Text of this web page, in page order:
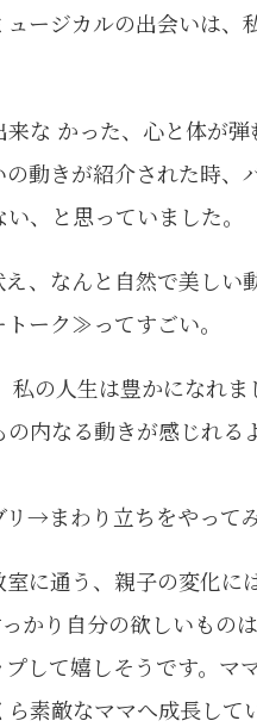
ージカルの出会いは
な かった、心と体が弾
動きが紹介された時
、と思っていました。
、なんと自然で美しい
ーク≫ってすごい。
私の人生は豊かになれ
内なる動きが感じれる
まわり立ちをやって
に通う、親子の変化に
かり自分の欲しいもの
して嬉しそうです。マ
素敵なママへ成長して